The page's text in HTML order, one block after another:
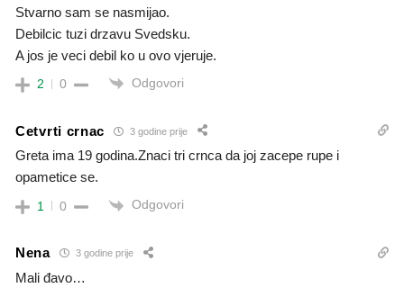
Stvarno sam se nasmijao.
Debilcic tuzi drzavu Svedsku.
A jos je veci debil ko u ovo vjeruje.
2 0 Odgovori
Cetvrti crnac 3 godine prije
Greta ima 19 godina.Znaci tri crnca da joj zacepe rupe i
opametice se.
1 0 Odgovori
Nena 3 godine prije
Mali đavo…